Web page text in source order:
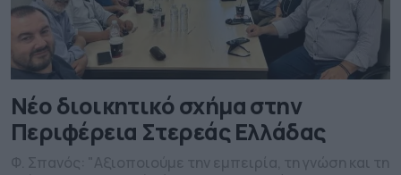
Νέο διοικητικό σχήμα στην
Περιφέρεια Στερεάς Ελλάδας